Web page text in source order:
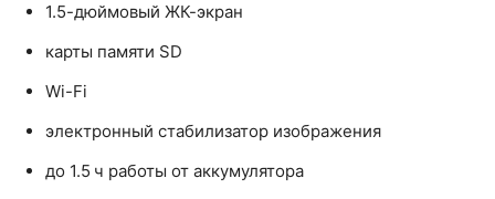
1.5-дюймовый ЖК-экран
карты памяти SD
Wi-Fi
электронный стабилизатор изображения
до 1.5 ч работы от аккумулятора